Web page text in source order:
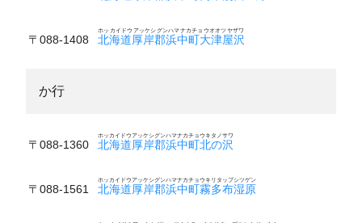
〒088-1408 北海道厚岸郡浜中町大津屋沢
ホッカイドウアッケシグンハマナカチョウオオツヤザワ
か行
〒088-1360 北海道厚岸郡浜中町北の沢
ホッカイドウアッケシグンハマナカチョウキタノサワ
〒088-1561 北海道厚岸郡浜中町霧多布湿原
ホッカイドウアッケシグンハマナカチョウキリタップシツゲン